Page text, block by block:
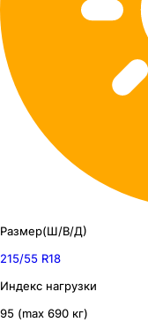
Размер(Ш/В/Д)
215/55 R18
Индекс нагрузки
95 (max 690 кг)